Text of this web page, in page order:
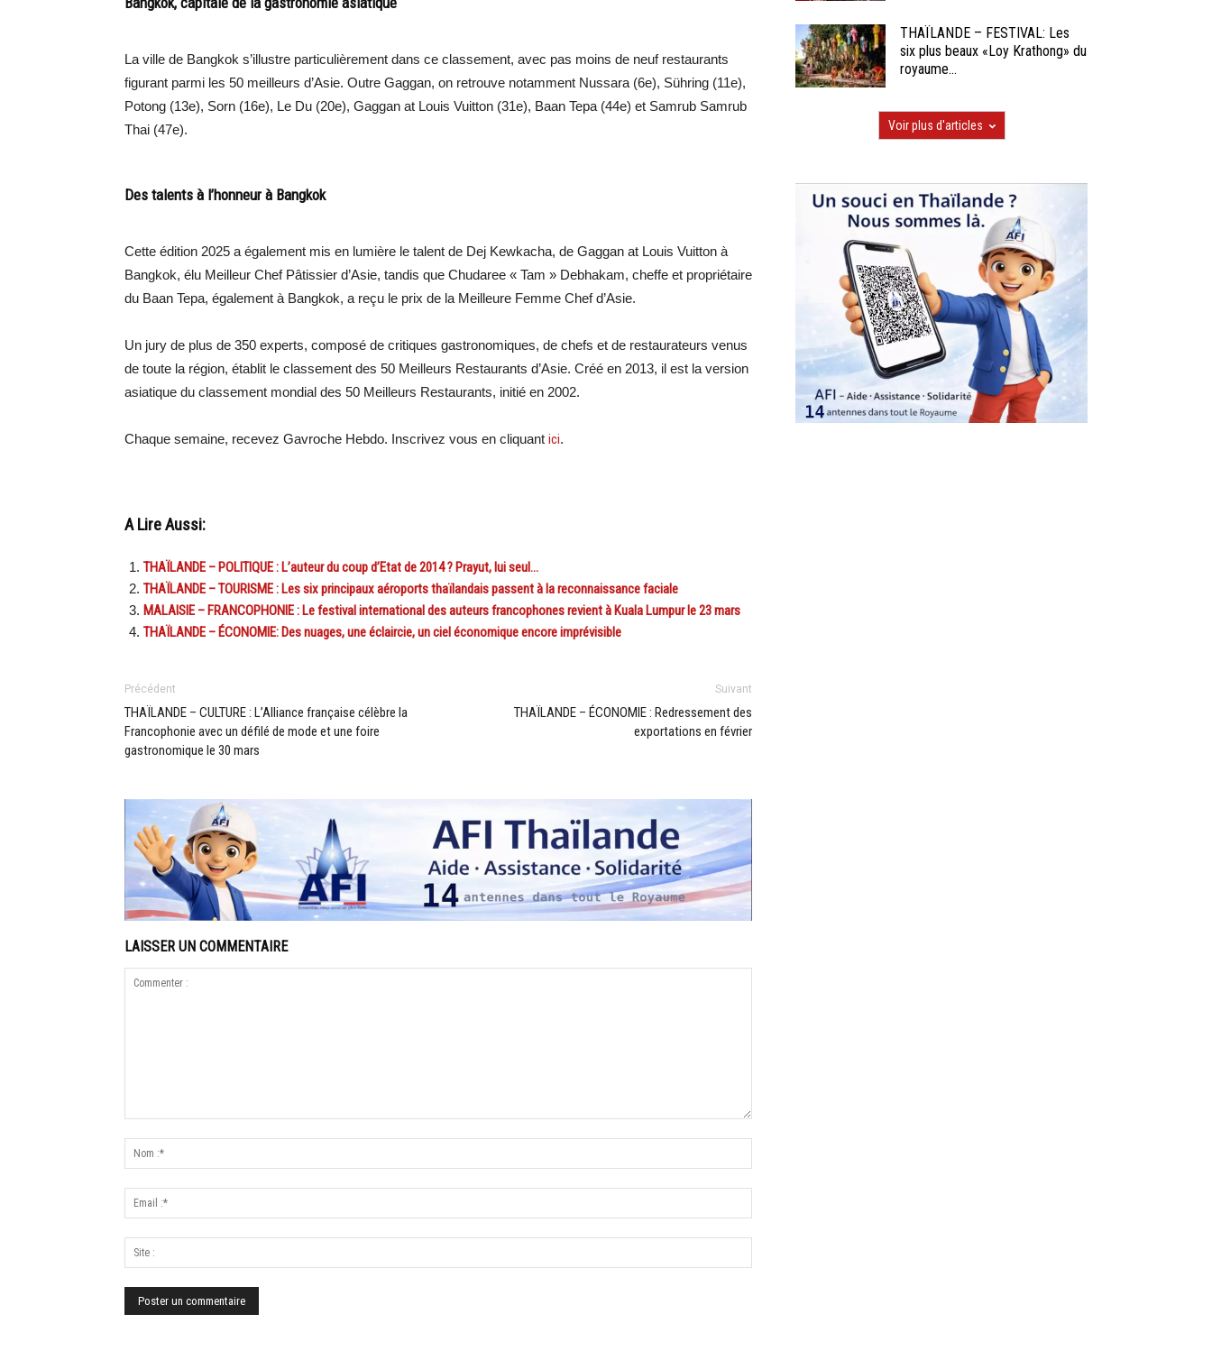
La ville de Bangkok s’illustre particulièrement dans ce classement, avec pas moins de neuf restaurants
figurant parmi les 50 meilleurs d’Asie. Outre Gaggan, on retrouve notamment Nussara (6e), Sühring (11e),
Potong (13e), Sorn (16e), Le Du (20e), Gaggan at Louis Vuitton (31e), Baan Tepa (44e) et Samrub Samrub
Thai (47e).
Des talents à l’honneur à Bangkok
Cette édition 2025 a également mis en lumière le talent de Dej Kewkacha, de Gaggan at Louis Vuitton à
Bangkok, élu Meilleur Chef Pâtissier d’Asie, tandis que Chudaree « Tam » Debhakam, cheffe et propriétaire
du Baan Tepa, également à Bangkok, a reçu le prix de la Meilleure Femme Chef d’Asie.
Un jury de plus de 350 experts, composé de critiques gastronomiques, de chefs et de restaurateurs venus
de toute la région, établit le classement des 50 Meilleurs Restaurants d’Asie. Créé en 2013, il est la version
asiatique du classement mondial des 50 Meilleurs Restaurants, initié en 2002.
Chaque semaine, recevez Gavroche Hebdo. Inscrivez vous en cliquant ici.
A Lire Aussi:
THAÏLANDE – POLITIQUE : L’auteur du coup d’Etat de 2014 ? Prayut, lui seul…
THAÏLANDE – TOURISME : Les six principaux aéroports thaïlandais passent à la reconnaissance faciale
MALAISIE – FRANCOPHONIE : Le festival international des auteurs francophones revient à Kuala Lumpur le 23 mars
THAÏLANDE – ÉCONOMIE: Des nuages, une éclaircie, un ciel économique encore imprévisible
Précédent
THAÏLANDE – CULTURE : L’Alliance française célèbre la
Francophonie avec un défilé de mode et une foire
gastronomique le 30 mars
Suivant
THAÏLANDE – ÉCONOMIE : Redressement des
exportations en février
LAISSER UN COMMENTAIRE
THAÏLANDE – FESTIVAL: Les
six plus beaux «Loy Krathong» du
royaume...
Voir plus d'articles